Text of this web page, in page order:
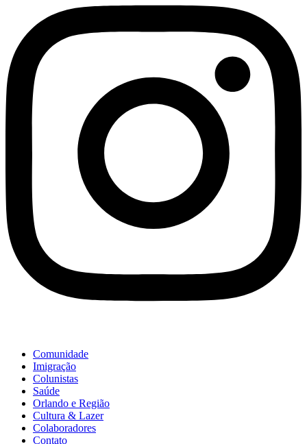
Comunidade
Imigração
Colunistas
Saúde
Orlando e Região
Cultura & Lazer
Colaboradores
Contato